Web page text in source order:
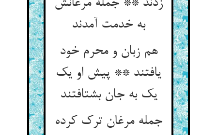
زدند ** جمله مرغانش
به خدمت آمدند
هم زبان و محرم خود
یافتند ** پیش او یک
یک به جان بشتافتند
جمله مرغان ترک کرده